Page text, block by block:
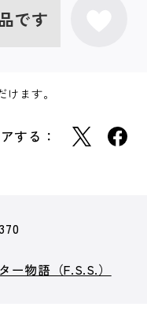
です
ます。
する：
ー物語（F.S.S.）